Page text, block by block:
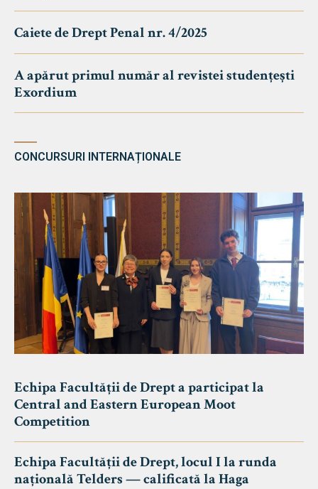
Caiete de Drept Penal nr. 4/2025
A apărut primul număr al revistei studențești
Exordium
CONCURSURI INTERNAȚIONALE
Echipa Facultății de Drept a participat la
Central and Eastern European Moot
Competition
Echipa Facultății de Drept, locul I la runda
națională Telders — calificată la Haga